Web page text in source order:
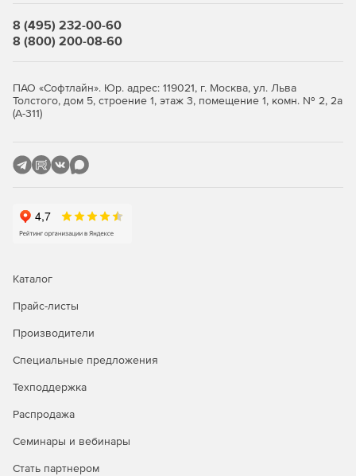
8 (495) 232-00-60
8 (800) 200-08-60
ПАО «Софтлайн». Юр. адрес: 119021, г. Москва, ул. Льва
Толстого, дом 5, строение 1, этаж 3, помещение 1, комн. № 2, 2а
(А-311)
Каталог
Прайс-листы
Производители
Специальные предложения
Техподдержка
Распродажа
Семинары и вебинары
Стать партнером